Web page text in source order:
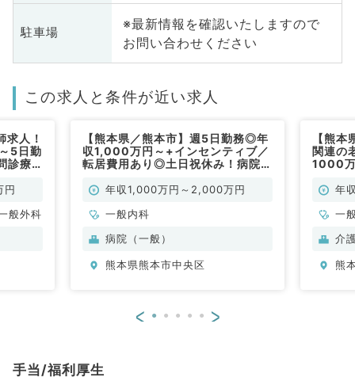
駐車場
※最新情報を確認いたしますので
お問い合わせください
この求人と条件が近い求人
求人！
5日勤
診療
科
円
般外科
【熊本県／熊本市】週5日勤務◎年
収1,000万円～+インセンティブ／
転居費用あり◎土日祝休み！病院に
勤）年収1,000万円～2,000万円
一般内科
病院（一般）
熊本県熊本市中央区
【熊
関連の
1000
す！★
年
一
介
熊
< >
手当/福利厚生